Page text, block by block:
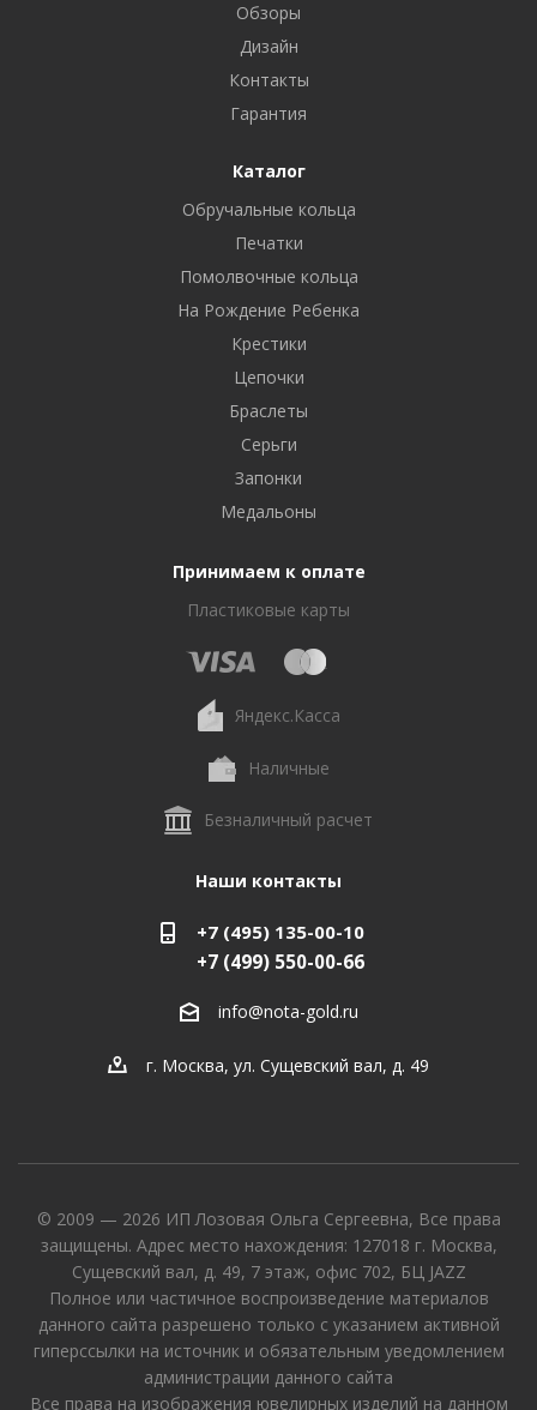
Обзоры
Дизайн
Контакты
Гарантия
Каталог
Обручальные кольца
Печатки
Помолвочные кольца
На Рождение Ребенка
Крестики
Цепочки
Браслеты
Серьги
Запонки
Медальоны
Принимаем к оплате
Пластиковые карты
Яндекс.Касса
Наличные
Безналичный расчет
Наши контакты
+7 (495) 135-00-10
+7 (499) 550-00-66
info@nota-gold.ru
г. Москва, ул. Сущевский вал, д. 49
© 2009 — 2026 ИП Лозовая Ольга Сергеевна, Все права
защищены. Адрес место нахождения: 127018 г. Москва,
Сущевский вал, д. 49, 7 этаж, офис 702, БЦ JAZZ
Полное или частичное воспроизведение материалов
данного сайта разрешено только с указанием активной
гиперссылки на источник и обязательным уведомлением
администрации данного сайта
Все права на изображения ювелирных изделий на данном